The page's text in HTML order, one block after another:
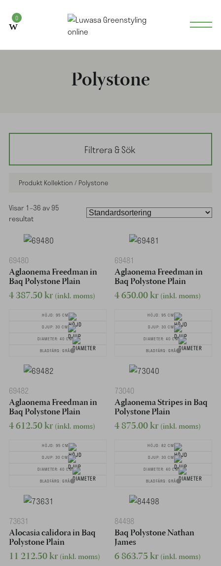
0
Polystone
Filtrera & Sök
Produkt Kollektion / Polystone
Visar 1–36 av 95
resultat
69480
Aglaonema Freedman in
Baq Polystone Plain
4 387.50kr(inkl. moms)
HÖJD: 95 CM
DJUP: 30 CM
DIAMETER: 40 CM
BLADFÄRG: GRÅ
69481
Aglaonema Freedman in
Baq Polystone Plain
4 650.00kr(inkl. moms)
HÖJD: 95 CM
DJUP: 30 CM
DIAMETER: 40 CM
BLADFÄRG: GRÅ
69482
Aglaonema Freedman in
Baq Polystone Plain
4 612.50kr(inkl. moms)
HÖJD: 95 CM
DJUP: 30 CM
DIAMETER: 40 CM
BLADFÄRG: GRÅ
73040
Aglaonema Stripes in Baq
Polystone Plain
4 875.00kr(inkl. moms)
HÖJD: 82 CM
DJUP: 30 CM
DIAMETER: 40 CM
BLADFÄRG: GRÅ
73631
Alocasia calidora in Baq
Polystone Plain
11 212.50kr(inkl. moms)
84498
Baq Polystone Nathan
James
6 863.75kr(inkl. moms)